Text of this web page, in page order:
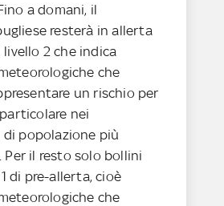
a domani, il
resterà in allerta
2 che indica
che
un rischio per
nei
popolazione più
il resto solo bollini
di pre-allerta, cioè
che